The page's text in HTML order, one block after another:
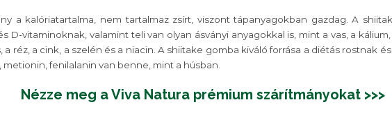
a kalóriatartalma, nem tartalmaz zsírt, viszont tápanyagokban gazdag. A
D-vitaminoknak, valamint teli van olyan ásványi anyagokkal is, mint a vas, a
a réz, a cink, a szelén és a niacin. A shiitake gomba kiváló forrása a diétás rostnak
fenilalanin van benne, mint a húsban.
Nézze meg a Viva Natura prémium szárítmányokat >>>